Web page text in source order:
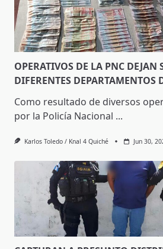
OPERATIVOS DE LA PNC DEJAN
DIFERENTES DEPARTAMENTOS
Como resultado de diversos
por la Policía Nacional ...
Karlos Toledo / Knal 4 Quiché Jun 30,